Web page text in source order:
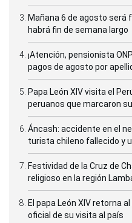
Mañana 6 de agosto será
habrá fin de semana largo
¡Atención, pensionista
pagos de agosto por
Papa León XIV visita el
peruanos que marcaron
Áncash: accidente en el
turista chileno fallecido y
Festividad de la Cruz de
religioso en la región
El papa León XIV retorna
oficial de su visita al país